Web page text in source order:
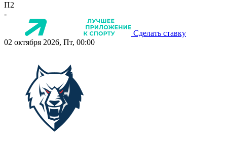
П2
-
Сделать ставку
02 октября 2026, Пт, 00:00